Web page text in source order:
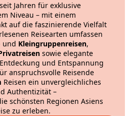
Jahren für exklusive
Niveau – mit einem
auf die faszinierende Vielfalt
Reisearten umfassen
und Kleingruppenreisen,
sowie elegante
und Entspannung
anspruchsvolle Reisende
Reisen ein unvergleichliches
Authentizität –
schönsten Regionen Asiens
zu erleben.